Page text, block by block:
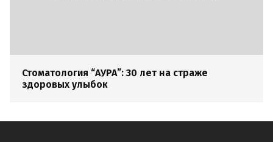
Стоматология “АУРА”: 30 лет на страже
здоровых улыбок